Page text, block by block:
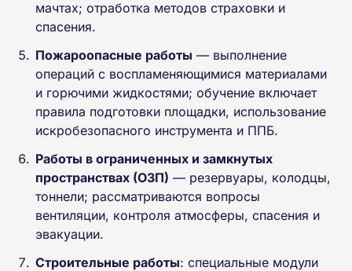
мачтах; отработка методов страховки и
спасения.
Пожароопасные работы — выполнение
операций с воспламеняющимися материалами
и горючими жидкостями; обучение включает
правила подготовки площадки, использование
искробезопасного инструмента и ППБ.
Работы в ограниченных и замкнутых
пространствах (ОЗП) — резервуары, колодцы,
тоннели; рассматриваются вопросы
вентиляции, контроля атмосферы, спасения и
эвакуации.
Строительные работы: специальные модули